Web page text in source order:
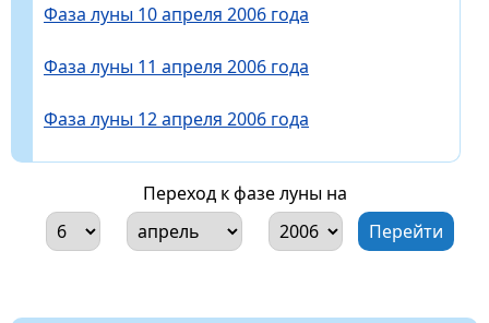
Фаза луны 10 апреля 2006 года
Фаза луны 11 апреля 2006 года
Фаза луны 12 апреля 2006 года
Переход к фазе луны на